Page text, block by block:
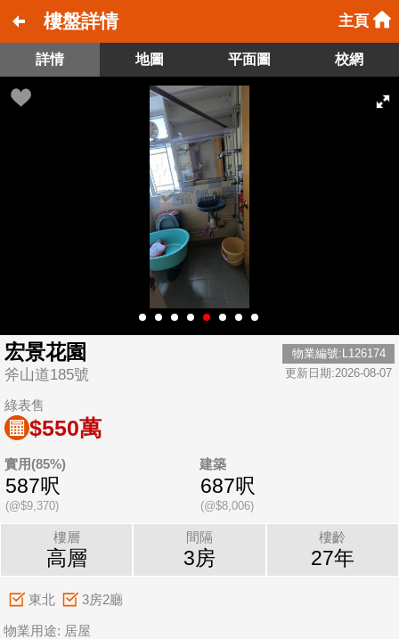
樓盤詳情 主頁
詳情 地圖 平面圖 校網
宏景花園
斧山道185號
物業編號:L126174
更新日期:2026-08-07
綠表售
$550萬
實用(85%)
587呎
(@$9,370)
建築
687呎
(@$8,006)
樓層
高層
間隔
3房
樓齡
27年
東北 3房2廳
物業用途: 居屋